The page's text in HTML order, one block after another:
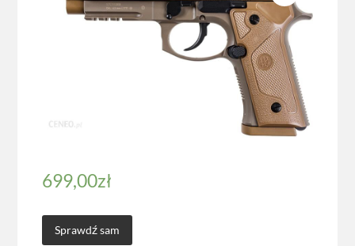
699,00zł
Sprawdź sam